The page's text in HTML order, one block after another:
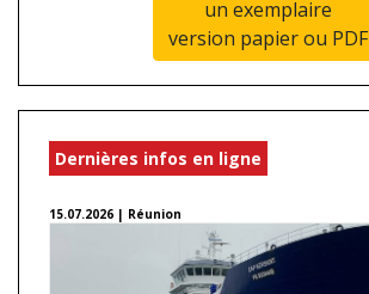
un exemplaire
version papier ou PDF
Dernières infos en ligne
15.07.2026 | Réunion